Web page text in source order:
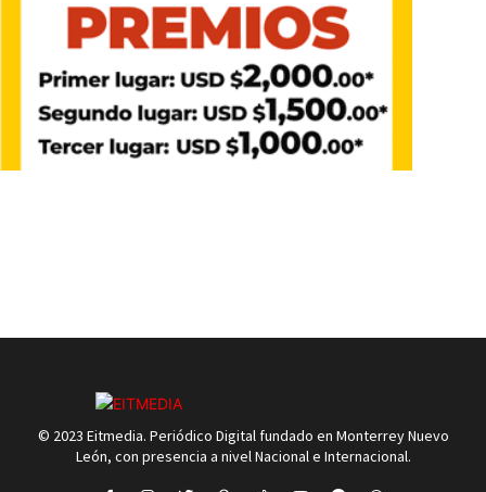
© 2023 Eitmedia. Periódico Digital fundado en Monterrey Nuevo
León, con presencia a nivel Nacional e Internacional.